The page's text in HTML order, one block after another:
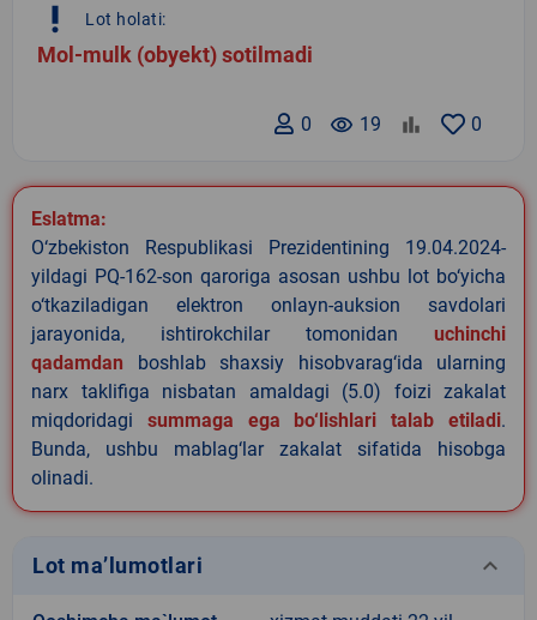
priority_high Lot holati:
Mol-mulk (obyekt) sotilmadi
0
remove_red_eye 19
0
Eslatma:
O‘zbekiston Respublikasi Prezidentining 19.04.2024-
yildagi PQ-162-son qaroriga asosan ushbu lot bo‘yicha
o‘tkaziladigan elektron onlayn-auksion savdolari
jarayonida, ishtirokchilar tomonidan uchinchi
qadamdan boshlab shaxsiy hisobvarag‘ida ularning
narx taklifiga nisbatan amaldagi (5.0) foizi zakalat
miqdoridagi summaga ega bo‘lishlari talab etiladi.
Bunda, ushbu mablag‘lar zakalat sifatida hisobga
olinadi.
Lot ma’lumotlari keyboard_arrow_down